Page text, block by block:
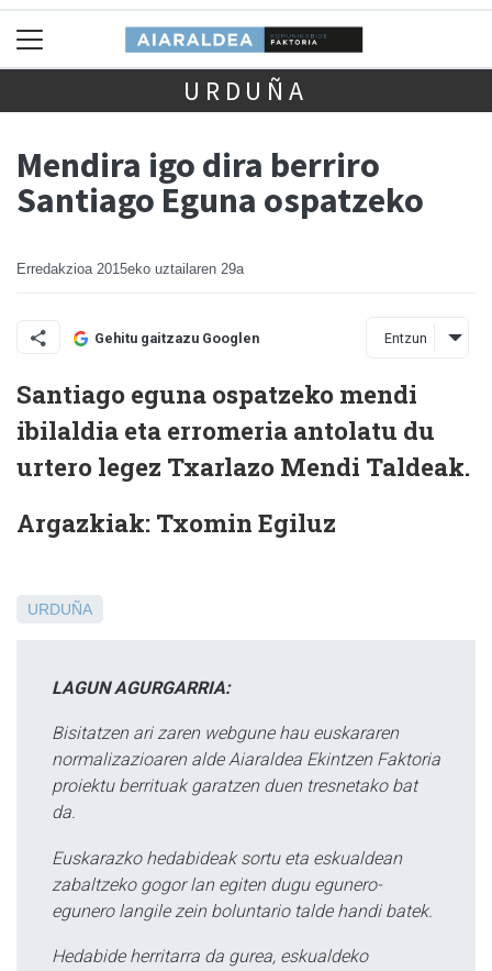
URDUÑA
Mendira igo dira berriro
Santiago Eguna ospatzeko
Erredakzioa 2015eko uztailaren 29a
Gehitu gaitzazu Googlen Entzun
Santiago eguna ospatzeko mendi
ibilaldia eta erromeria antolatu du
urtero legez Txarlazo Mendi Taldeak.
Argazkiak: Txomin Egiluz
URDUÑA
LAGUN AGURGARRIA:
Bisitatzen ari zaren webgune hau euskararen
normalizazioaren alde Aiaraldea Ekintzen Faktoria
proiektu berrituak garatzen duen tresnetako bat
da.
Euskarazko hedabideak sortu eta eskualdean
zabaltzeko gogor lan egiten dugu egunero-
egunero langile zein boluntario talde handi batek.
Hedabide herritarra da gurea, eskualdeko